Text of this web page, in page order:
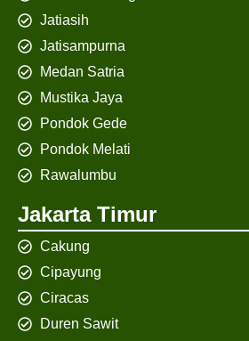
Jatiasih
Jatisampurna
Medan Satria
Mustika Jaya
Pondok Gede
Pondok Melati
Rawalumbu
Jakarta Timur
Cakung
Cipayung
Ciracas
Duren Sawit